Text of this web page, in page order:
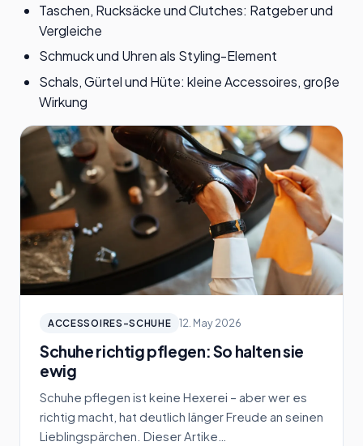
Taschen, Rucksäcke und Clutches: Ratgeber und
Vergleiche
Schmuck und Uhren als Styling-Element
Schals, Gürtel und Hüte: kleine Accessoires, große
Wirkung
ACCESSOIRES-SCHUHE 12. May 2026
Schuhe richtig pflegen: So halten sie
ewig
Schuhe pflegen ist keine Hexerei – aber wer es
richtig macht, hat deutlich länger Freude an seinen
Lieblingspärchen. Dieser Artike…